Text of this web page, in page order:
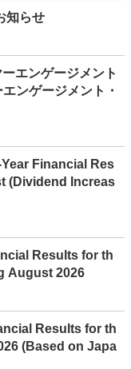
知らせ
エンゲージメント
ンゲージメント・
Financial Res
(Dividend Increas
Results for th
August 2026
Results for th